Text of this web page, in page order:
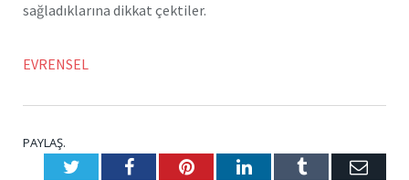
sağladıklarına dikkat çektiler.
EVRENSEL
PAYLAŞ.
TwitterFacebookPinterestLinkedInTumblr E-